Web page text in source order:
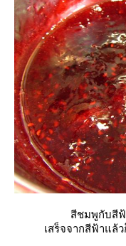
สีชมพูกับสีฟ้
เสร็จจากสีฟ้าแล้